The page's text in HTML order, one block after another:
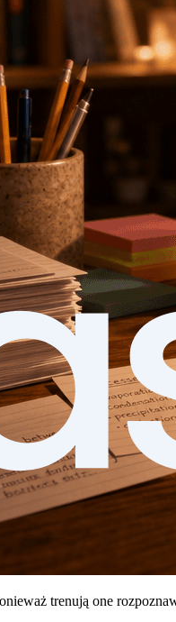
trenują one